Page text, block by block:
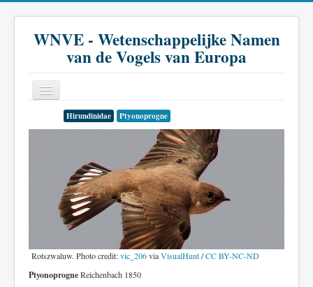
WNVE - Wetenschappelijke Namen
van de Vogels van Europa
Genus
Familie
Historie
Literatuur
Hirundinidae Ptyonoprogne
Rotszwaluw. Photo credit:vic_206viaVisualHunt/CC BY-NC-ND
PtyonoprogneReichenbach 1850